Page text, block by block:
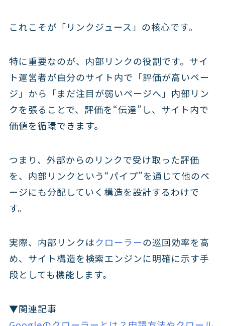
これこそが「リンクジュース」の核心です。
特に重要なのが、内部リンクの役割です。サイ
ト運営者が自分のサイト内で「評価が高いペー
ジ」から「まだ注目が弱いページへ」内部リン
クを張ることで、評価を“伝達”し、サイト内で
価値を循環できます。
つまり、外部からのリンクで受け取った評価
を、内部リンクという“パイプ”を通じて他のペ
ージにも分配していく構造を設計するわけで
す。
実際、内部リンクはクローラーの巡回効率を高
め、サイト構造を検索エンジンに明確に示す手
段としても機能します。
▼関連記事